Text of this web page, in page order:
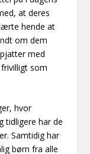
at deres
hende at
om dem
med
som
hvor
tidligere har de
Samtidig har
børn fra alle